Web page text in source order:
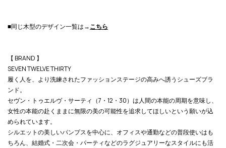
■同じ木型のデザイン一覧は→こちら
【 BRAND 】
SEVEN TWELVE THIRTY
履く人を、より洗練されたファッションステージの高みへ誘うシューズブラ
ンド。
セヴン・トゥエルヴ・サーティ（7・12・30）は人間の本能の周期を意味し、
女性の本能の赴くままに無限の美の可能性を追求してほしいという願いが込
められています。
シルエットの美しいパンプスを中心に、オフィスや通勤などの普段使いはも
ちろん、結婚式・二次会・パーティなどのラグジュアリーなスタイルにも活